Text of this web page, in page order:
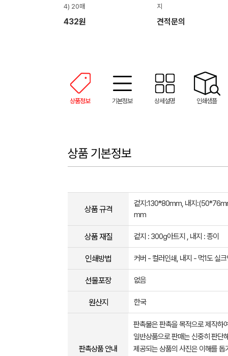
4) 20매
432원
지
견적문의
상품정보 기본정보 상세설명 인쇄샘플
상품 기본정보
상품 규격
겉지:130*80mm, 내지
mm
상품 재질 겉지 : 300g아트지 , 내지 : 종이
인쇄방법 커버 - 컬러인쇄, 내지 - 먹1도 실
선물포장 없음
원산지 한국
판촉상품 안내
판촉물은 판촉을 목적으로 제작하
일반상품으로 판매는 신중히 판단
제공되는 상품의 사진은 이해를